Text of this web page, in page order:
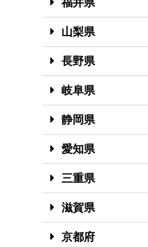
山梨県
長野県
岐阜県
静岡県
愛知県
三重県
滋賀県
京都府